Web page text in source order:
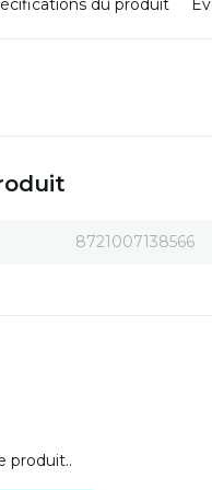
du produit
8721007138566
produit..